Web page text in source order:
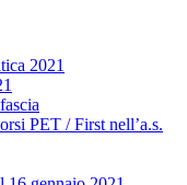
2021
PET / First nell’a.s.